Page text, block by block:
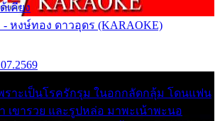
เคียง
หงษ์ทอง ดาวอุดร (KARAOKE)
ราะเป็นโรครักรุม ในอกกลัดกลุ้ม โดนแฟน
เขารวย และรูปหล่อ มาพะเน้าพะนอ